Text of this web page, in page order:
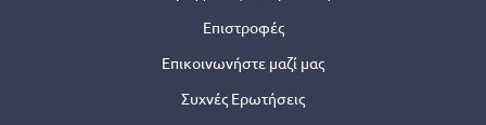
Επιστροφές
Επικοινωνήστε μαζί μας
Συχνές Ερωτήσεις